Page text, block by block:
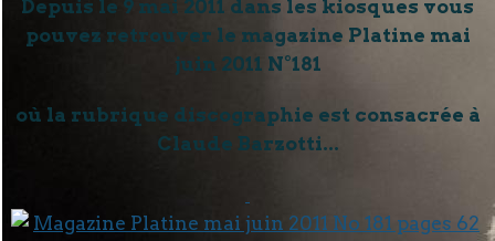
Depuis le 9 mai 2011 dans les kiosques vous
pouvez retrouver le magazine Platine mai
juin 2011 N°181
où la rubrique discographie est consacrée à
Claude Barzotti...